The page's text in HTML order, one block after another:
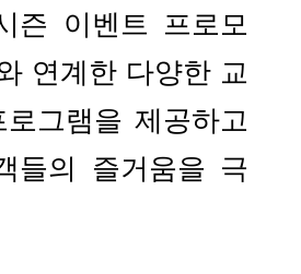
즌 이벤트 프로모
연계한 다양한 교
그램을 제공하고
들의 즐거움을 극